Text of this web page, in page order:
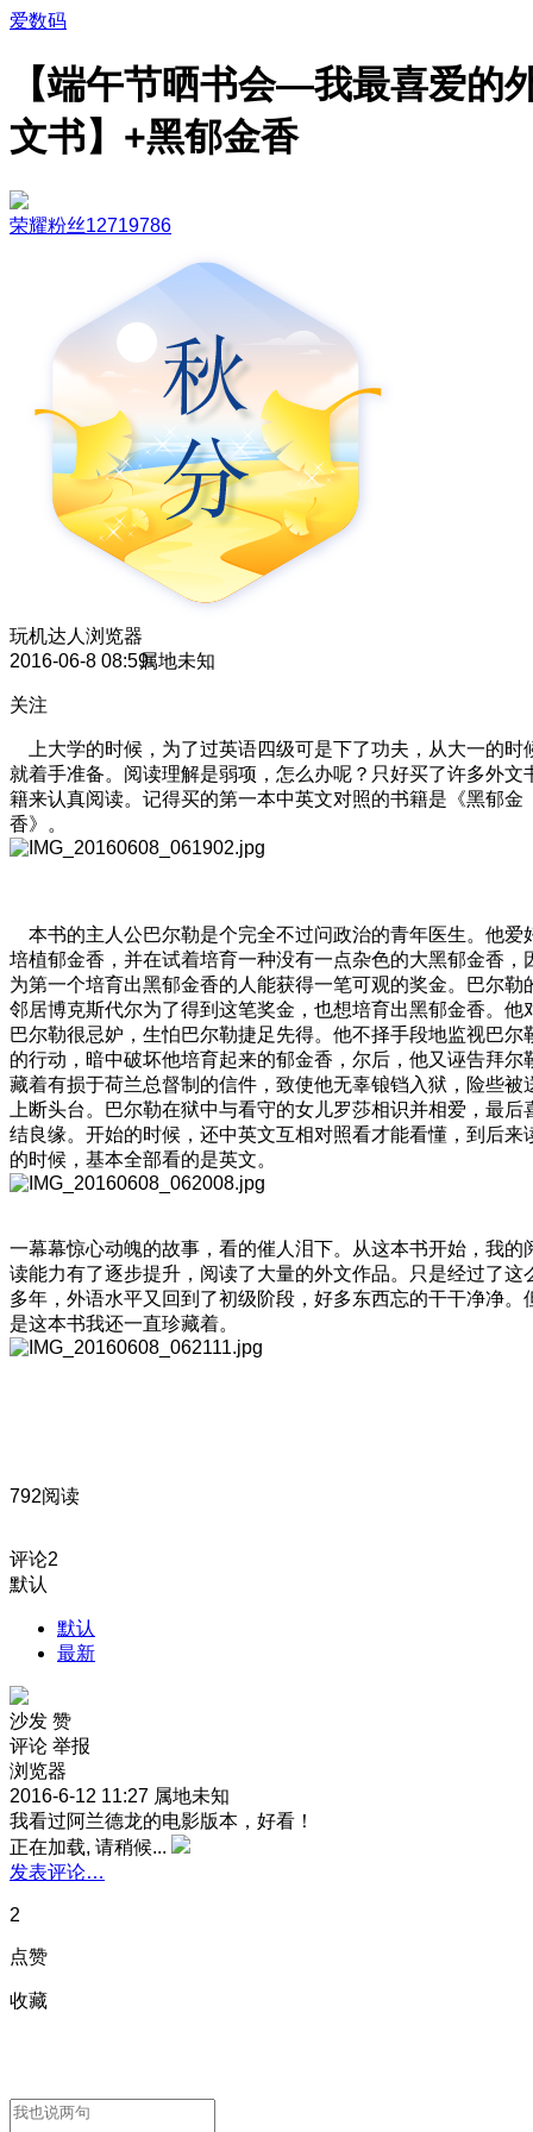
爱数码
【端午节晒书会—我最喜爱的
文书】+黑郁金香
荣耀粉丝12719786
玩机达人 浏览器
2016-06-8 08:59属地未知
关注
上大学的时候，为了过英语四级可是下了功夫，从大一的时
就着手准备。阅读理解是弱项，怎么办呢？只好买了许多外文
籍来认真阅读。记得买的第一本中英文对照的书籍是《黑郁金
香》。
本书的主人公巴尔勒是个完全不过问政治的青年医生。他爱
培植郁金香，并在试着培育一种没有一点杂色的大黑郁金香，
为第一个培育出黑郁金香的人能获得一笔可观的奖金。巴尔勒
邻居博克斯代尔为了得到这笔奖金，也想培育出黑郁金香。他
巴尔勒很忌妒，生怕巴尔勒捷足先得。他不择手段地监视巴尔
的行动，暗中破坏他培育起来的郁金香，尔后，他又诬告拜尔
藏着有损于荷兰总督制的信件，致使他无辜锒铛入狱，险些被
上断头台。巴尔勒在狱中与看守的女儿罗莎相识并相爱，最后
结良缘。开始的时候，还中英文互相对照看才能看懂，到后来
的时候，基本全部看的是英文。
一幕幕惊心动魄的故事，看的催人泪下。从这本书开始，我的
读能力有了逐步提升，阅读了大量的外文作品。只是经过了这
多年，外语水平又回到了初级阶段，好多东西忘的干干净净。
是这本书我还一直珍藏着。
792阅读
评论2
默认
默认
最新
沙发 赞
评论 举报
浏览器
2016-6-12 11:27 属地未知
我看过阿兰德龙的电影版本，好看！
正在加载, 请稍候...
发表评论…
2
点赞
收藏